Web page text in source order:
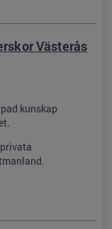
Västerås
kunskap